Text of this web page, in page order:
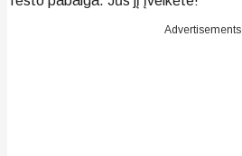
Advertisements